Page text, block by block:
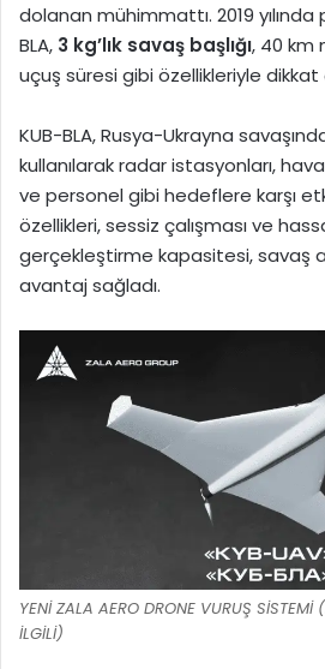
dolanan mühimmattı. 2019
BLA, 3 kg’lık savaş başlığı, 40 km
uçuş süresi gibi özellikleriyle dikkat
KUB-BLA, Rusya-Ukrayna
kullanılarak radar istasyonları,
ve personel gibi hedeflere karşı
özellikleri, sessiz çalışması ve
gerçekleştirme kapasitesi, savaş
avantaj sağladı.
YENİ ZALA AERO DRONE VURUŞ SİSTEMİ
İLGİLİ)